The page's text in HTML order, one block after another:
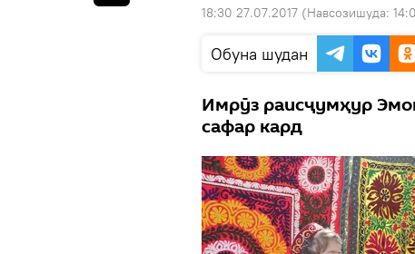
18:30 27.07.2017 (Навсозишуда:
Обуна шудан
Имрӯз раисҷумҳур
сафар кард